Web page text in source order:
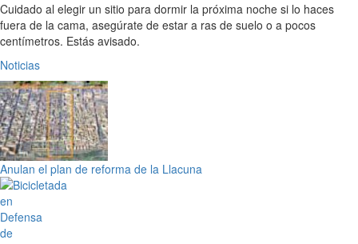
Cuidado al elegir un sitio para dormir la próxima noche si lo haces
fuera de la cama, asegúrate de estar a ras de suelo o a pocos
centímetros. Estás avisado.
Noticias
Anulan el plan de reforma de la Llacuna